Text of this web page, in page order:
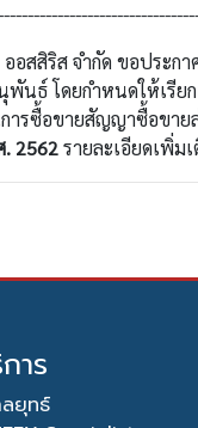
สสิริส จำกัด ขอประกา
ธ์ โดยกำหนดให้เรียก
ารซื้อขายสัญญาซื้อขา
2562รายละเอียดเพิ่ม
าร
ยุทธ์